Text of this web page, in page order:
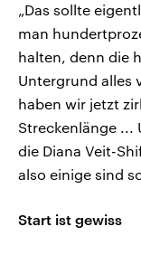
„Das sollte
man
halten, denn die
Untergrund alles
haben wir jetzt
Streckenlänge ...
die Diana Veit-
also einige sind
Start ist gewiss